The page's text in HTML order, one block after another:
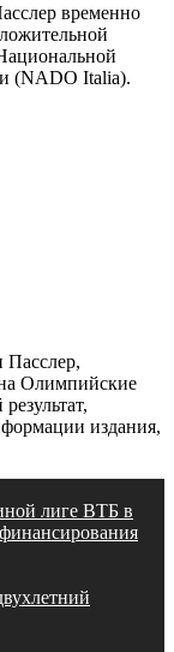
временно
(NADO Italia).
Пасслер,
Олимпийские
издания,
лиге ВТБ в
финансирования